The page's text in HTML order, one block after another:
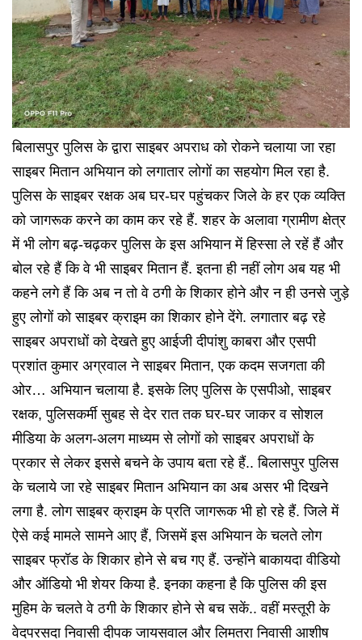
बिलासपुर पुलिस के द्वारा साइबर अपराध को रोकने चलाया जा रहा
साइबर मितान अभियान को लगातार लोगों का सहयोग मिल रहा है.
पुलिस के साइबर रक्षक अब घर-घर पहुंचकर जिले के हर एक व्यक्ति
को जागरूक करने का काम कर रहे हैं. शहर के अलावा ग्रामीण क्षेत्र
में भी लोग बढ़-चढ़कर पुलिस के इस अभियान में हिस्सा ले रहें हैं और
बोल रहे हैं कि वे भी साइबर मितान हैं. इतना ही नहीं लोग अब यह भी
कहने लगे हैं कि अब न तो वे ठगी के शिकार होने और न ही उनसे जुड़े
हुए लोगों को साइबर क्राइम का शिकार होने देंगे. लगातार बढ़ रहे
साइबर अपराधों को देखते हुए आईजी दीपांशु काबरा और एसपी
प्रशांत कुमार अग्रवाल ने साइबर मितान, एक कदम सजगता की
ओर… अभियान चलाया है. इसके लिए पुलिस के एसपीओ, साइबर
रक्षक, पुलिसकर्मी सुबह से देर रात तक घर-घर जाकर व सोशल
मीडिया के अलग-अलग माध्यम से लोगों को साइबर अपराधों के
प्रकार से लेकर इससे बचने के उपाय बता रहे हैं.. बिलासपुर पुलिस
के चलाये जा रहे साइबर मितान अभियान का अब असर भी दिखने
लगा है. लोग साइबर क्राइम के प्रति जागरूक भी हो रहे हैं. जिले में
ऐसे कई मामले सामने आए हैं, जिसमें इस अभियान के चलते लोग
साइबर फ्रॉड के शिकार होने से बच गए हैं. उन्होंने बाकायदा वीडियो
और ऑडियो भी शेयर किया है. इनका कहना है कि पुलिस की इस
मुहिम के चलते वे ठगी के शिकार होने से बच सकें.. वहीं मस्तूरी के
वेदपरसदा निवासी दीपक जायसवाल और लिमतरा निवासी आशीष